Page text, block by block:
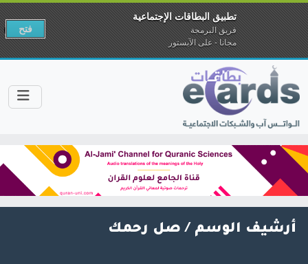
أرشيف الوسم / صل رحمك
تطبيق البطاقات الإجتماعية
فريق البرمجة
مجانا - على الآبستور
فتح